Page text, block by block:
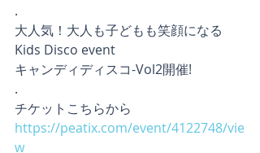
.
大人気！大人も子どもも笑顔になる
Kids Disco event
キャンディディスコ-Vol2開催!
.
チケットこちらから
https://peatix.com/event/4122748/vie
w